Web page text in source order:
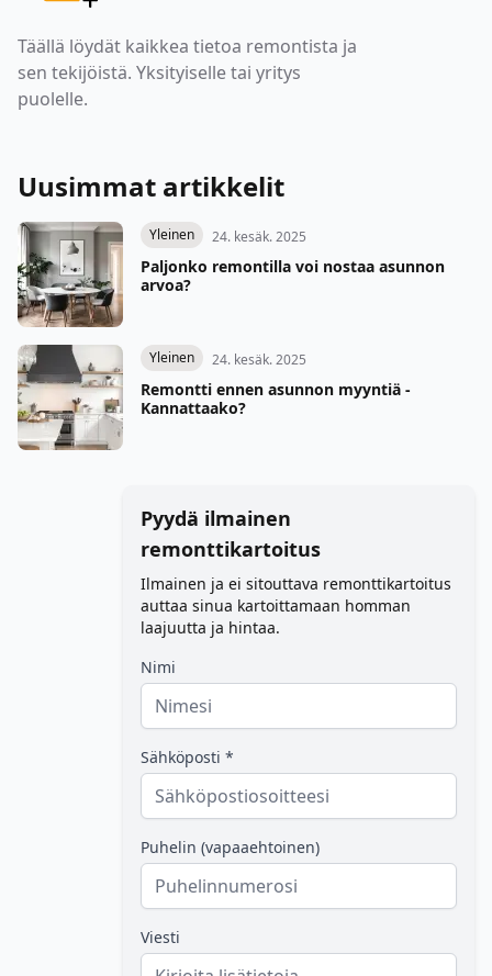
Täällä löydät kaikkea tietoa remontista ja
sen tekijöistä. Yksityiselle tai yritys
puolelle.
Uusimmat artikkelit
Yleinen 24. kesäk. 2025
Paljonko remontilla voi nostaa asunnon
arvoa?
Yleinen 24. kesäk. 2025
Remontti ennen asunnon myyntiä -
Kannattaako?
Pyydä ilmainen
remonttikartoitus
Ilmainen ja ei sitouttava remonttikartoitus
auttaa sinua kartoittamaan homman
laajuutta ja hintaa.
Nimi
Sähköposti *
Puhelin (vapaaehtoinen)
Viesti